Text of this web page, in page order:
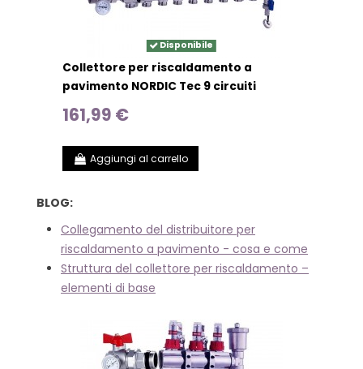
Disponibile
Collettore per riscaldamento a
pavimento NORDIC Tec 9 circuiti
161,99 €
Aggiungi al carrello
BLOG:
Collegamento del distribuitore per
riscaldamento a pavimento - cosa e come
Struttura del collettore per riscaldamento –
elementi di base